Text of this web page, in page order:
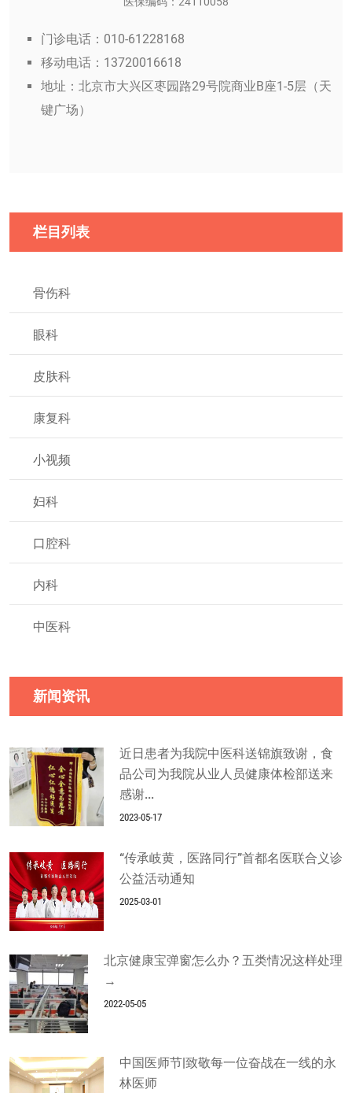
门诊电话：010-61228168
移动电话：13720016618
地址：北京市大兴区枣园路29号院商业B座1-5层（天
键广场）
栏目列表
骨伤科
眼科
皮肤科
康复科
小视频
妇科
口腔科
内科
中医科
新闻资讯
近日患者为我院中医科送锦旗致谢，食
品公司为我院从业人员健康体检部送来
感谢...
2023-05-17
“传承岐黄，医路同行”首都名医联合义诊
公益活动通知
2025-03-01
北京健康宝弹窗怎么办？五类情况这样处理
→
2022-05-05
中国医师节|致敬每一位奋战在一线的永
林医师